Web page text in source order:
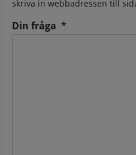
skriva in webbadressen till
Din fråga *